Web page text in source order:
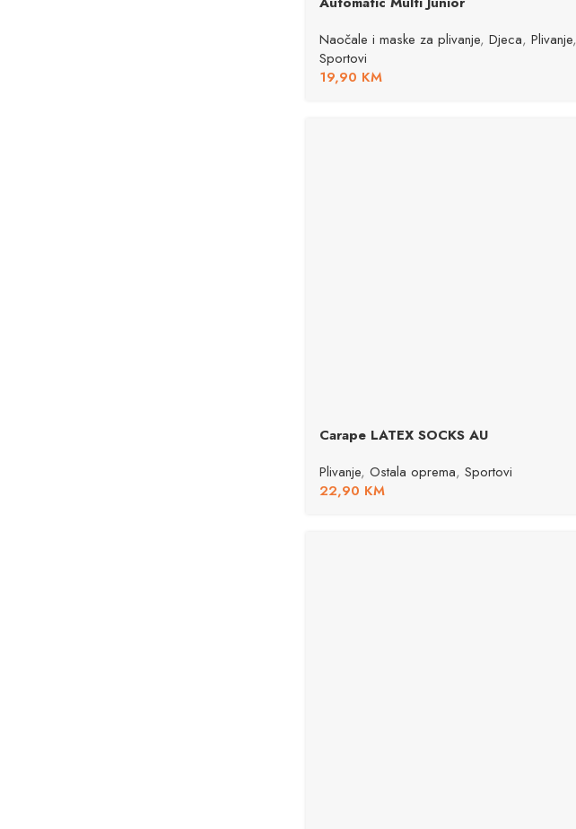
Naočale i maske za plivanje, Djeca, Plivanje,
Sportovi
19,90 KM
Carape LATEX SOCKS AU
Plivanje, Ostala oprema, Sportovi
22,90 KM